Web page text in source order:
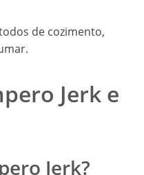
de cozimento,
Jerk e
Jerk?